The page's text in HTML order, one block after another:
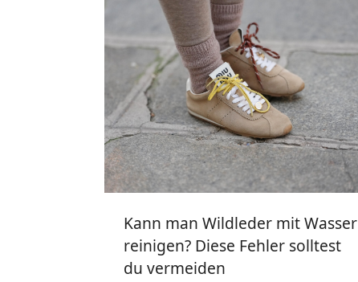
Kann man Wildleder mit Wasser
reinigen? Diese Fehler solltest
du vermeiden